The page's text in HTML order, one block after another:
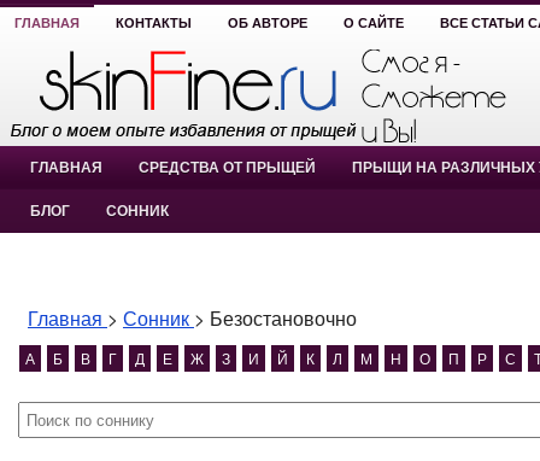
ГЛАВНАЯ КОНТАКТЫ ОБ АВТОРЕ О САЙТЕ ВСЕ СТАТЬИ
ГЛАВНАЯ СРЕДСТВА ОТ ПРЫЩЕЙ ПРЫЩИ НА РАЗЛИЧНЫХ
БЛОГ СОННИК
Главная > Сонник > Безостановочно
А Б В Г Д Е Ж З И Й К Л М Н О П Р С